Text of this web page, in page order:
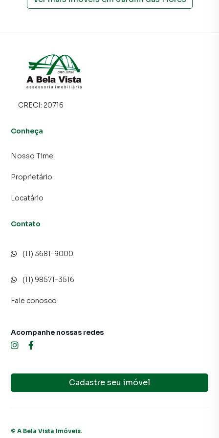
CRECI: 20716
Conheça
Nosso Time
Proprietário
Locatário
Contato
(11) 3681-9000
(11) 98571-3516
Fale conosco
Cadastre seu imóvel
Acompanhe nossas redes
© A Bela Vista Imóveis.